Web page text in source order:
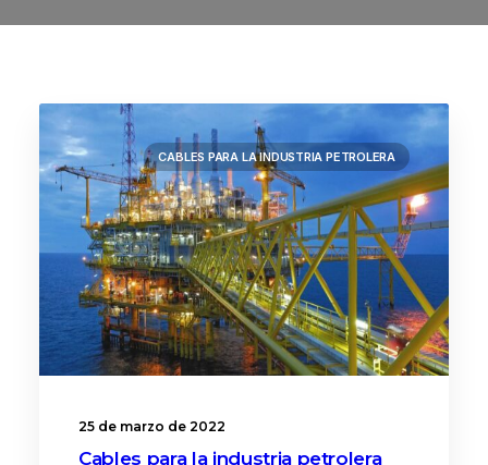
CABLES PARA LA INDUSTRIA PETROLERA
25 de marzo de 2022
Cables para la industria petrolera